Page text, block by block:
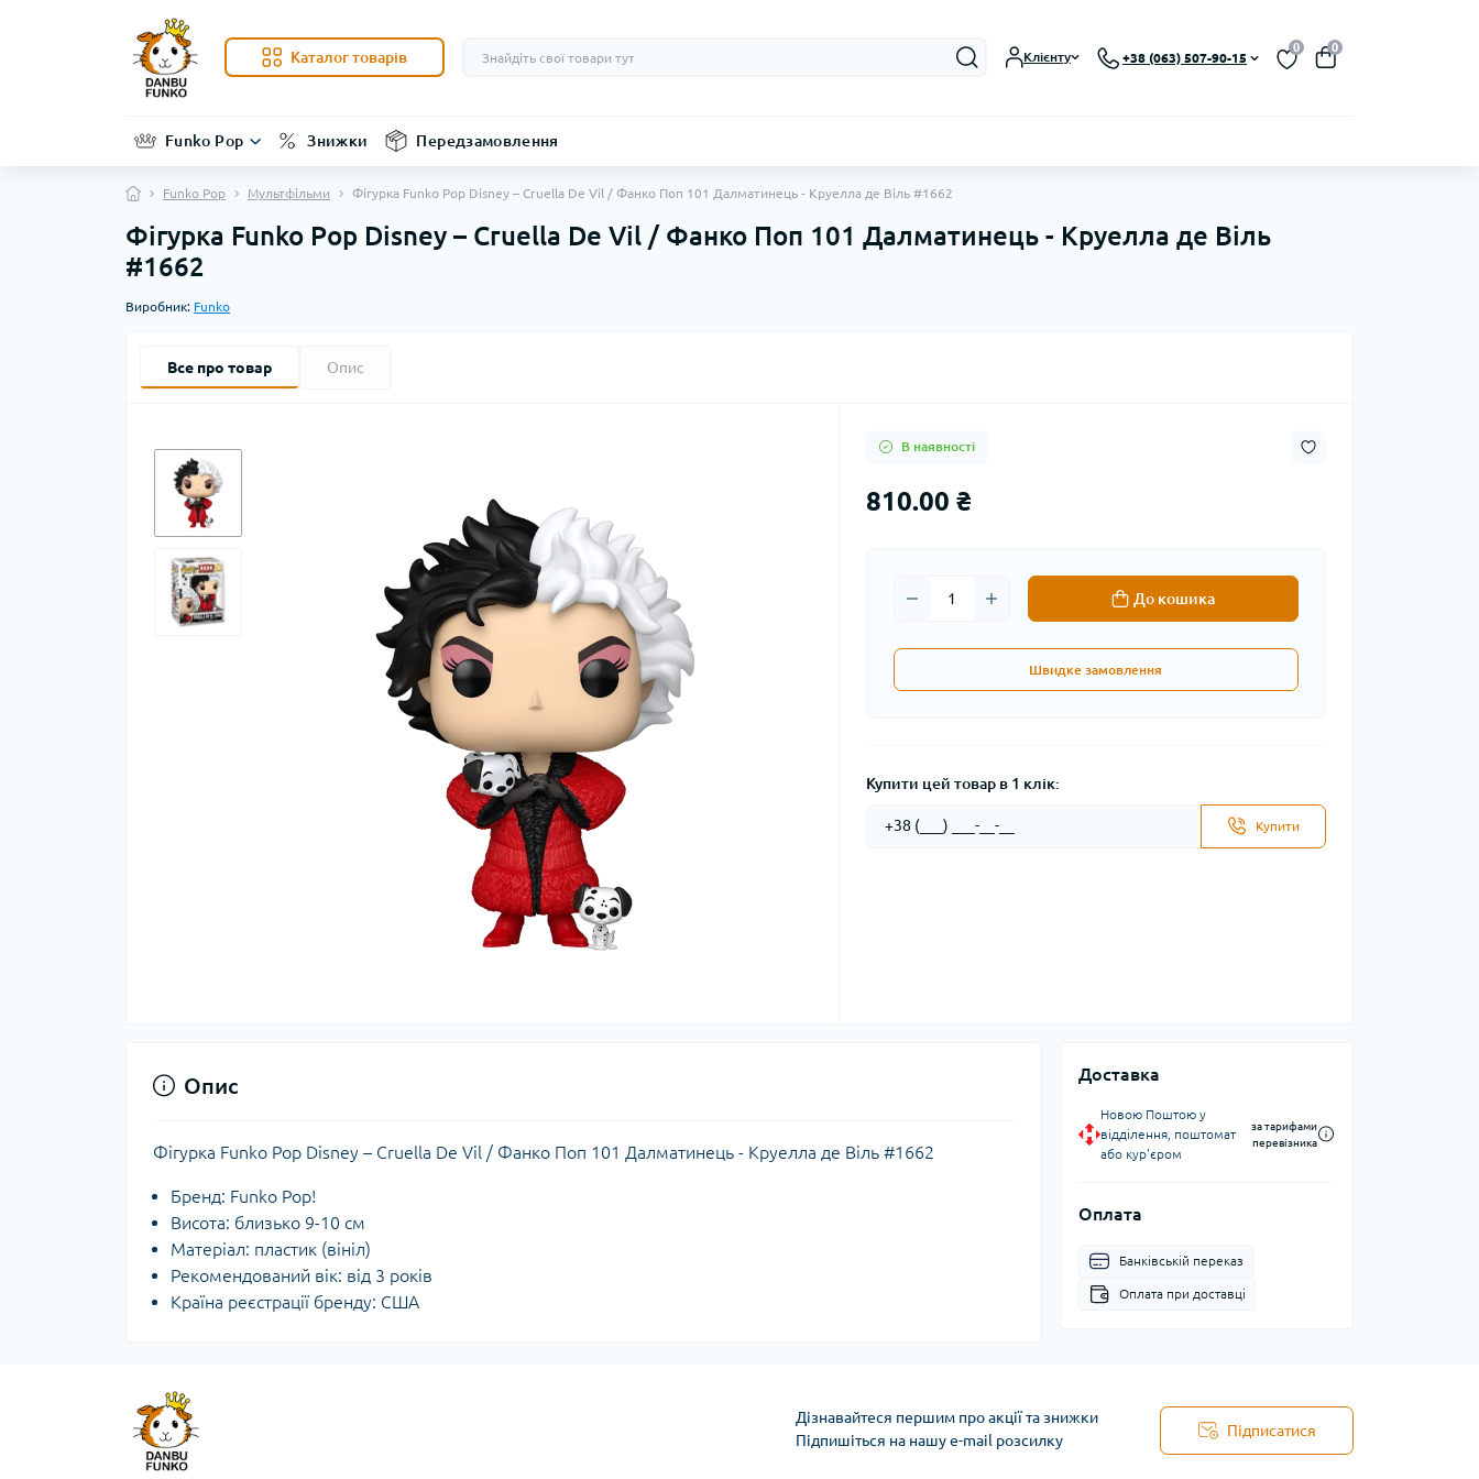
Каталог товарів Клієнту +38 (063) 507-90-15
0 0
Funko Pop Знижки Передзамовлення
Funko Pop Мультфільми Фігурка Funko Pop Disney – Cruella De Vil / Фанко Поп 101 Далматинець - Круелла де Віль #1662
Фігурка Funko Pop Disney – Cruella De Vil / Фанко Поп 101 Далматинець - Круелла де Віль
#1662
Виробник: Funko
Все про товар Опис
В наявності
810.00 ₴
До кошика
Швидке замовлення
Купити цей товар в 1 клік:
Купити
Доставка
Новою Поштою у
відділення, поштомат
або кур'єром
за тарифами
перевізника
Оплата
Банківській переказ
Оплата при доставці
Опис
Фігурка Funko Pop Disney – Cruella De Vil / Фанко Поп 101 Далматинець - Круелла де Віль #1662
Бренд: Funko Pop!
Висота: близько 9-10 см
Матеріал: пластик (вініл)
Рекомендований вік: від 3 років
Країна реєстрації бренду: США
Дізнавайтеся першим про акції та знижки
Підпишіться на нашу e-mail розсилку
Підписатися